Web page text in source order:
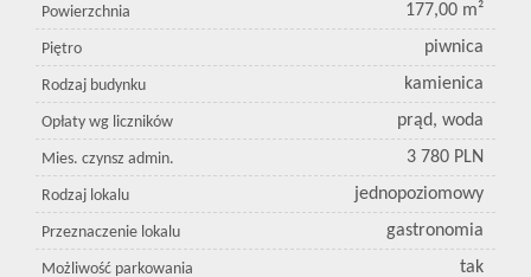
Powierzchnia 177,00 m²
Piętro piwnica
Rodzaj budynku kamienica
Opłaty wg liczników prąd, woda
Mies. czynsz admin. 3 780 PLN
Rodzaj lokalu jednopoziomowy
Przeznaczenie lokalu gastronomia
Możliwość parkowania tak